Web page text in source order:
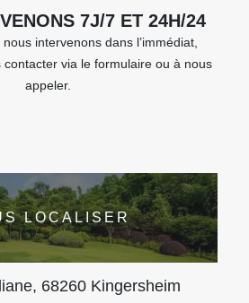
7J/7 ET 24H/24
nous intervenons dans l’immédiat,
contacter via le formulaire ou à nous
appeler.
LOCALISER
68260 Kingersheim